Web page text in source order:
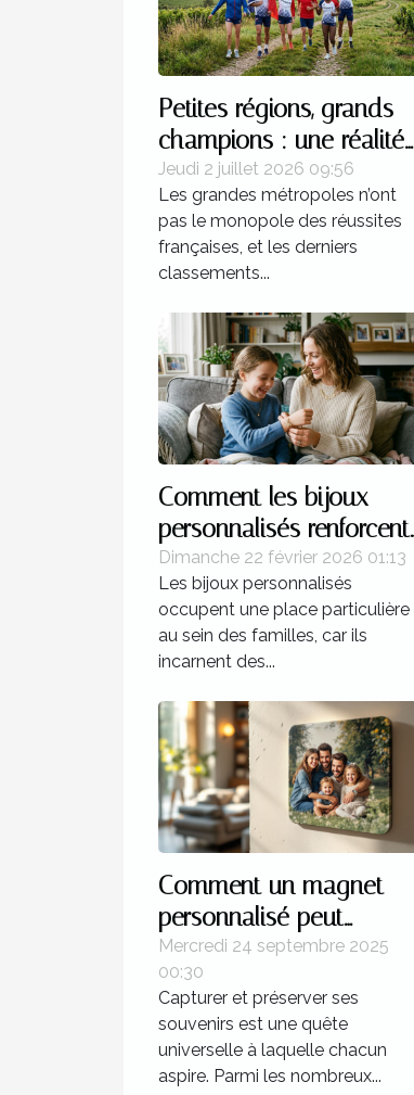
Petites régions, grands
champions : une réalité
française
Jeudi 2 juillet 2026 09:56
Les grandes métropoles n’ont
pas le monopole des réussites
françaises, et les derniers
classements...
Comment les bijoux
personnalisés renforcent
les liens familiaux ?
Dimanche 22 février 2026 01:13
Les bijoux personnalisés
occupent une place particulière
au sein des familles, car ils
incarnent des...
Comment un magnet
personnalisé peut
capturer vos souvenirs
uniques ?
Mercredi 24 septembre 2025
00:30
Capturer et préserver ses
souvenirs est une quête
universelle à laquelle chacun
aspire. Parmi les nombreux...